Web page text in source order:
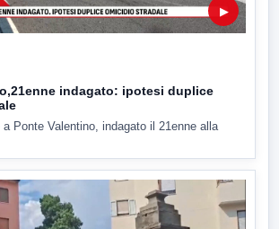
▶
indagato: ipotesi duplice
a Ponte Valentino, indagato il 21enne alla